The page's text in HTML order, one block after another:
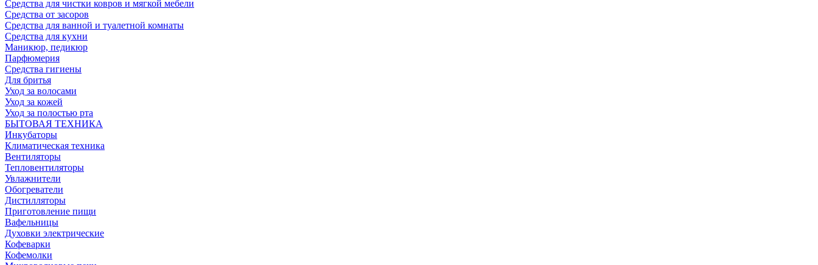
Средства для чистки ковров и мягкой мебели
Средства от засоров
Средства для ванной и туалетной комнаты
Средства для кухни
Маникюр, педикюр
Парфюмерия
Средства гигиены
Для бритья
Уход за волосами
Уход за кожей
Уход за полостью рта
БЫТОВАЯ ТЕХНИКА
Инкубаторы
Климатическая техника
Вентиляторы
Тепловентиляторы
Увлажнители
Обогреватели
Дистилляторы
Приготовление пищи
Вафельницы
Духовки электрические
Кофеварки
Кофемолки